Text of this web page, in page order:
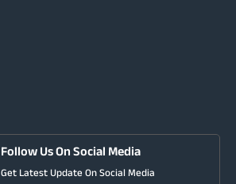
Follow Us On Social Media
Get Latest Update On Social Media